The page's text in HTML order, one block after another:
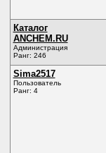
Каталог
ANCHEM.RU
Администрация
Ранг: 246
Sima2517
Пользователь
Ранг: 4